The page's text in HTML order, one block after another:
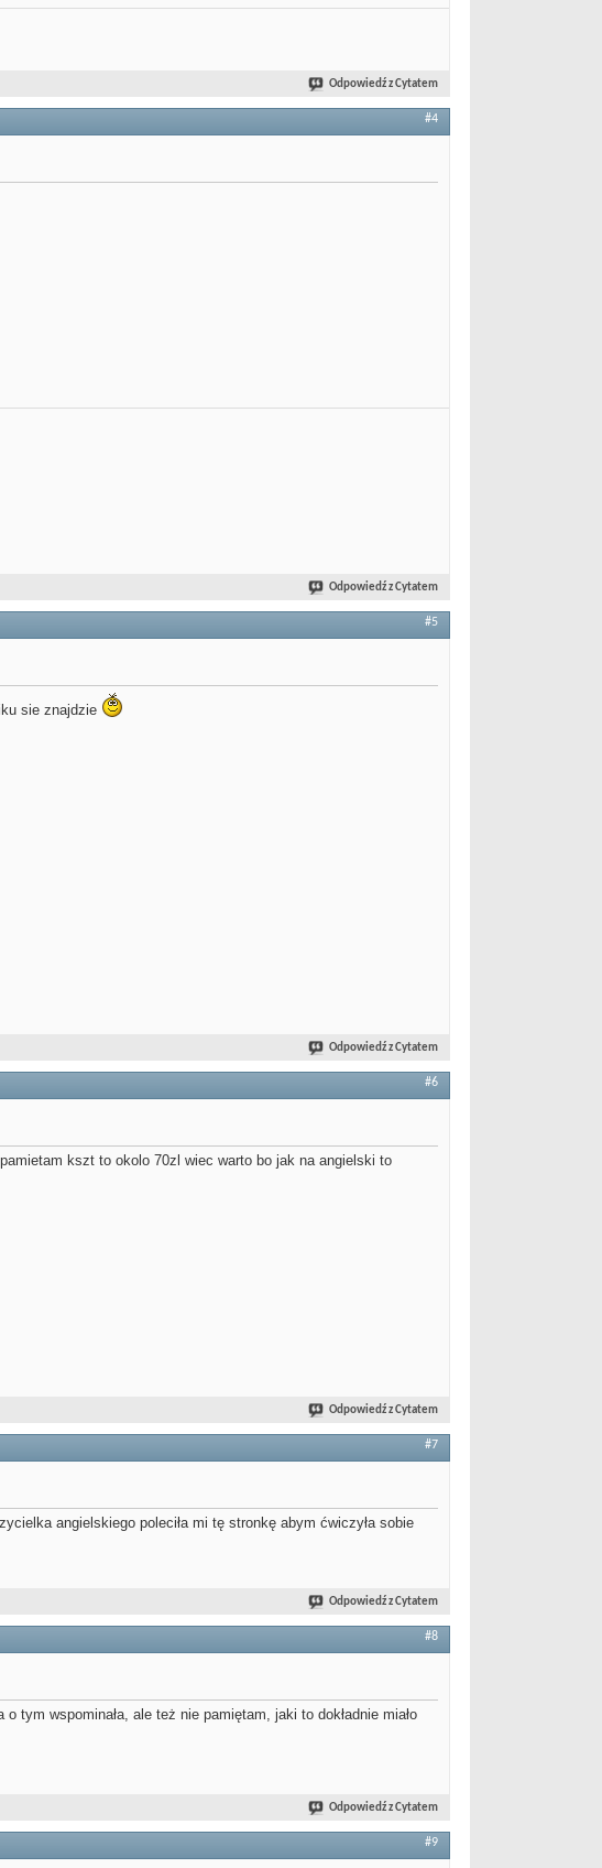
Odpowiedź z Cytatem
#4
Odpowiedź z Cytatem
#5
sie znajdzie
Odpowiedź z Cytatem
#6
kszt to okolo 70zl wiec warto bo jak na angielski to
Odpowiedź z Cytatem
#7
angielskiego poleciła mi tę stronkę abym ćwiczyła sobie
Odpowiedź z Cytatem
#8
tym wspominała, ale też nie pamiętam, jaki to dokładnie miało
Odpowiedź z Cytatem
#9